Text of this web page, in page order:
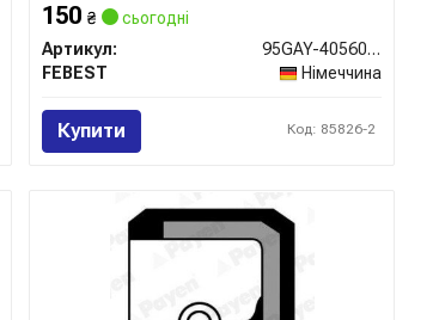
150₴
сьогодні
Артикул:
95GAY-40560808X
FEBEST
Німеччина
Купити Код: 85826-2